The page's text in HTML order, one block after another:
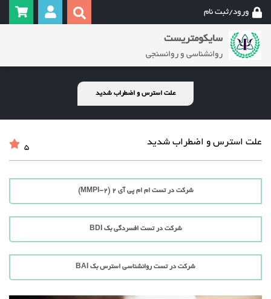
ورود/ثبت نام
سایکومتریست
روانشناسی و روانسنجی
علت استرس و اضطراب شدید
علت استرس و اضطراب شدید 5
شرکت در تست ام ام پی آی 2 (MMPI-2)
شرکت در تست افسردگی بک BDI
شرکت در تست روانشناسی استرس بک BAI